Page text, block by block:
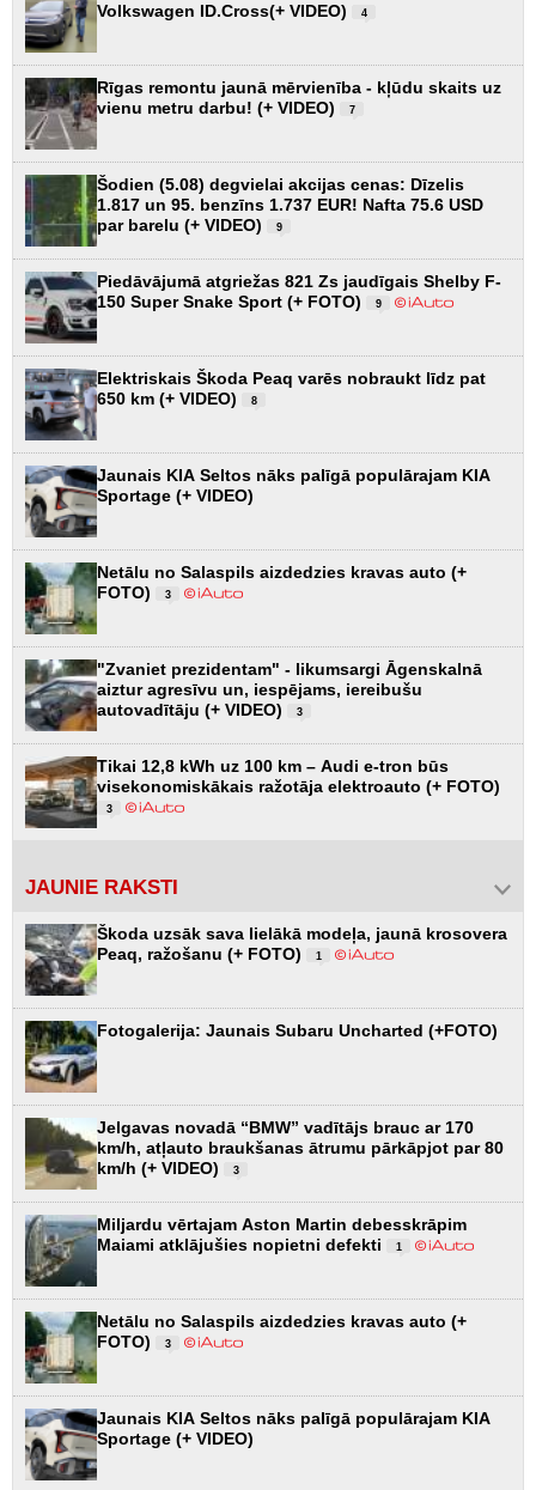
Volkswagen ID.Cross(+ VIDEO) 4
Rīgas remontu jaunā mērvienība - kļūdu skaits uz
vienu metru darbu! (+ VIDEO)
7
Šodien (5.08) degvielai akcijas cenas: Dīzelis
1.817 un 95. benzīns 1.737 EUR! Nafta 75.6 USD
par barelu (+ VIDEO)
9
Piedāvājumā atgriežas 821 Zs jaudīgais Shelby F-
150 Super Snake Sport (+ FOTO)
9
Elektriskais Škoda Peaq varēs nobraukt līdz pat
650 km (+ VIDEO)
8
Jaunais KIA Seltos nāks palīgā populārajam KIA
Sportage (+ VIDEO)
Netālu no Salaspils aizdedzies kravas auto (+
FOTO)
3
"Zvaniet prezidentam" - likumsargi Āgenskalnā
aiztur agresīvu un, iespējams, iereibušu
autovadītāju (+ VIDEO)
3
Tikai 12,8 kWh uz 100 km – Audi e-tron būs
visekonomiskākais ražotāja elektroauto (+ FOTO)
3
JAUNIE RAKSTI
Škoda uzsāk sava lielākā modeļa, jaunā krosovera
Peaq, ražošanu (+ FOTO)
1
Fotogalerija: Jaunais Subaru Uncharted (+FOTO)
Jelgavas novadā “BMW” vadītājs brauc ar 170
km/h, atļauto braukšanas ātrumu pārkāpjot par 80
km/h (+ VIDEO)
3
Miljardu vērtajam Aston Martin debesskrāpim
Maiami atklājušies nopietni defekti
1
Netālu no Salaspils aizdedzies kravas auto (+
FOTO)
3
Jaunais KIA Seltos nāks palīgā populārajam KIA
Sportage (+ VIDEO)